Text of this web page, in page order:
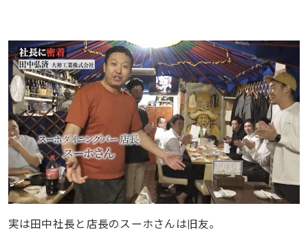
実は田中社長と店長のスーホさんは旧友。